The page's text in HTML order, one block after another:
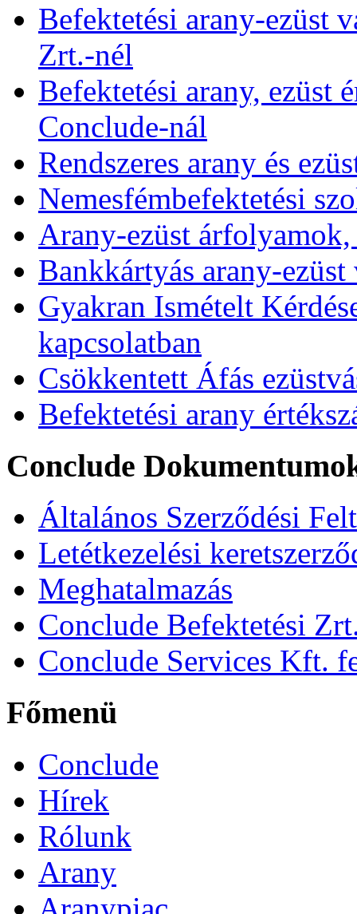
Befektetési arany-ezüst
Zrt.-nél
Befektetési arany, ezüst
Conclude-nál
Rendszeres arany és
Nemesfémbefektetési
Arany-ezüst
Bankkártyás arany-
Gyakran Ismételt
kapcsolatban
Csökkentett Áfás
Befektetési arany
Conclude
Általános Szerződési
Letétkezelési
Meghatalmazás
Conclude Befektetési
Conclude Services Kft.
Főmenü
Conclude
Hírek
Rólunk
Arany